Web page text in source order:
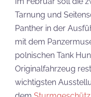
Tarnung und
Panther in der
mit dem
polnischen Tank
Originalfahrzeug
wichtigsten